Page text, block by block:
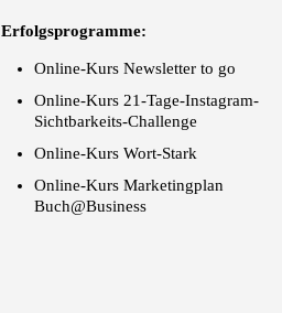
Erfolgsprogramme:
Online-Kurs Newsletter to go
Online-Kurs 21-Tage-Instagram-
Sichtbarkeits-Challenge
Online-Kurs Wort-Stark
Online-Kurs Marketingplan
Buch@Business